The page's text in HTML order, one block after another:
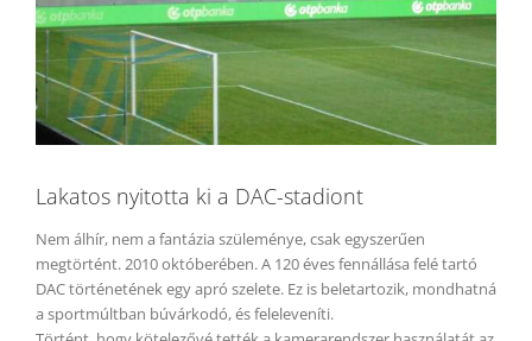
Lakatos nyitotta ki a DAC-stadiont
Nem álhír, nem a fantázia szüleménye, csak egyszerűen
megtörtént. 2010 októberében. A 120 éves fennállása felé tartó
DAC történetének egy apró szelete. Ez is beletartozik, mondhatná
a sportmúltban búvárkodó, és feleleveníti.